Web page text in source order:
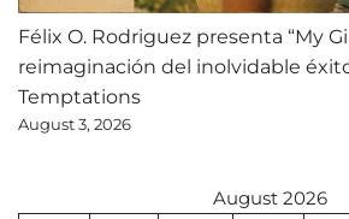
Félix O. Rodriguez presenta “My
reimaginación del inolvidable
Temptations
August 3, 2026
August 2026